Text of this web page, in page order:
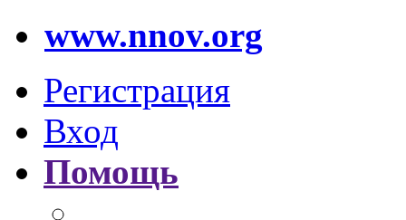
www.nnov.org
Регистрация
Вход
Помощь